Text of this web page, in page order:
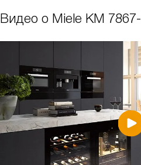
Видео о Miele KM